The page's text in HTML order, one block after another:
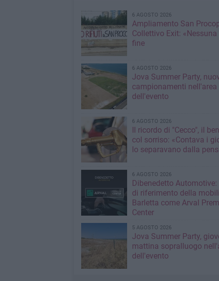
6 AGOSTO 2026
Ampliamento San
Collettivo Exit:
fine
6 AGOSTO 2026
Jova Summer Party,
campionamenti nell'area
dell'evento
6 AGOSTO 2026
Il ricordo di "Cecco", il
col sorriso: «Contava i
lo separavano dalla
6 AGOSTO 2026
Dibenedetto
di riferimento della
Barletta come Arval
Center
5 AGOSTO 2026
Jova Summer Party,
mattina sopralluogo
dell'evento